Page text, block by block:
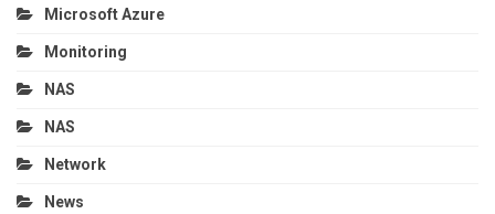
Microsoft Azure
Monitoring
NAS
NAS
Network
News